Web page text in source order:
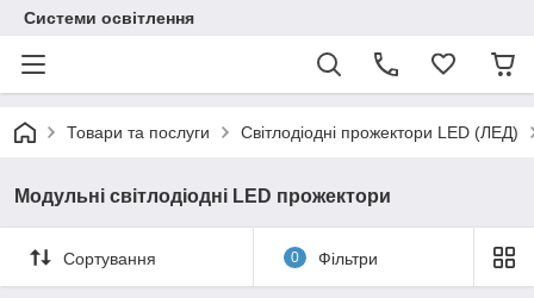
Системи освітлення
Товари та послуги Світлодіодні прожектори LED (ЛЕД)
Модульні світлодіодні LED прожектори
Сортування 0 Фільтри